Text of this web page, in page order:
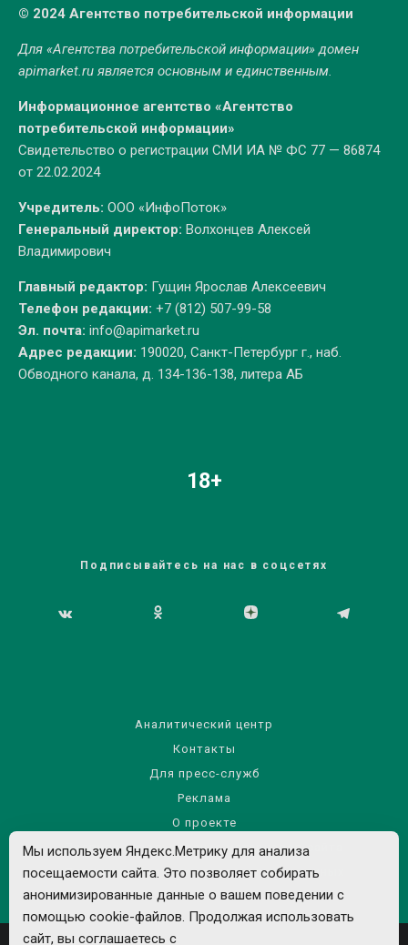
© 2024 Агентство потребительской информации
Для «Агентства потребительской информации» домен
apimarket.ruявляется основным и единственным.
Информационное агентство «Агентство
потребительской информации»
Свидетельство о регистрации СМИ ИА № ФС 77 — 86874
от 22.02.2024
Учредитель: ООО «ИнфоПоток»
Генеральный директор: Волхонцев Алексей
Владимирович
Главный редактор: Гущин Ярослав Алексеевич
Телефон редакции: +7 (812) 507-99-58
Эл. почта: info@apimarket.ru
Адрес редакции: 190020, Санкт-Петербург г., наб.
Обводного канала, д. 134-136-138, литера АБ
18+
Подписывайтесь на нас в соцсетях
Аналитический центр
Контакты
Для пресс-служб
Реклама
О проекте
Правила использования материалов сайта
Политика обработки персональных данных
Мы используем Яндекс.Метрику для анализа
посещаемости сайта. Это позволяет собирать
анонимизированные данные о вашем поведении с
помощью cookie-файлов. Продолжая использовать
сайт, вы соглашаетесь с